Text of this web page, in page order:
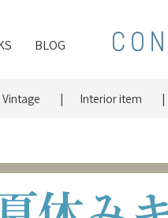
BLOG
Vintage Interior item